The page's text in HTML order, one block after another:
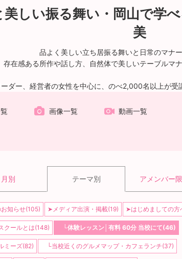
しい振る舞い・岡山で学
美
品よく美しい立ち居振る舞いと日常のマナ
存在感ある所作や話し方、自然体で美しいテーブルマ
ダー、経営者の女性を中心に、のべ2,000名以上が受
画像一覧 動画一覧
月別 テーマ別 アメンバー
知らせ(105) ➤メディア出演・掲載(19) ➤はじめましての方
クールとは(148) └体験レッスン│有料 60分 当校にて(46)
ミーズ(82) └当校近くのグルメマップ・カフェランチ(37)